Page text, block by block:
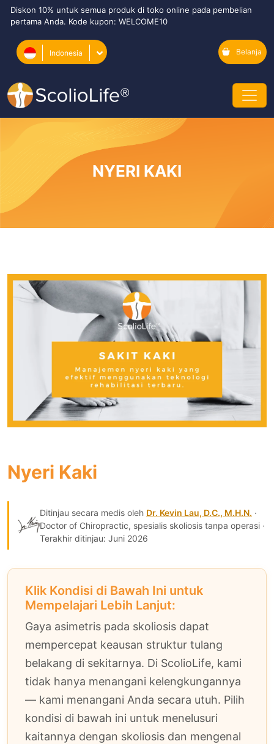
Diskon 10% untuk semua produk di toko online pada pembelian
pertama Anda. Kode kupon: WELCOME10
Indonesia Belanja
NYERI KAKI
Nyeri Kaki
Ditinjau secara medis oleh Dr. Kevin Lau, D.C., M.H.N. ·
Doctor of Chiropractic, spesialis skoliosis tanpa operasi ·
Terakhir ditinjau: Juni 2026
Klik Kondisi di Bawah Ini untuk
Mempelajari Lebih Lanjut:
Gaya asimetris pada skoliosis dapat
mempercepat keausan struktur tulang
belakang di sekitarnya. Di ScolioLife, kami
tidak hanya menangani kelengkungannya
— kami menangani Anda secara utuh. Pilih
kondisi di bawah ini untuk menelusuri
kaitannya dengan skoliosis dan mengenal